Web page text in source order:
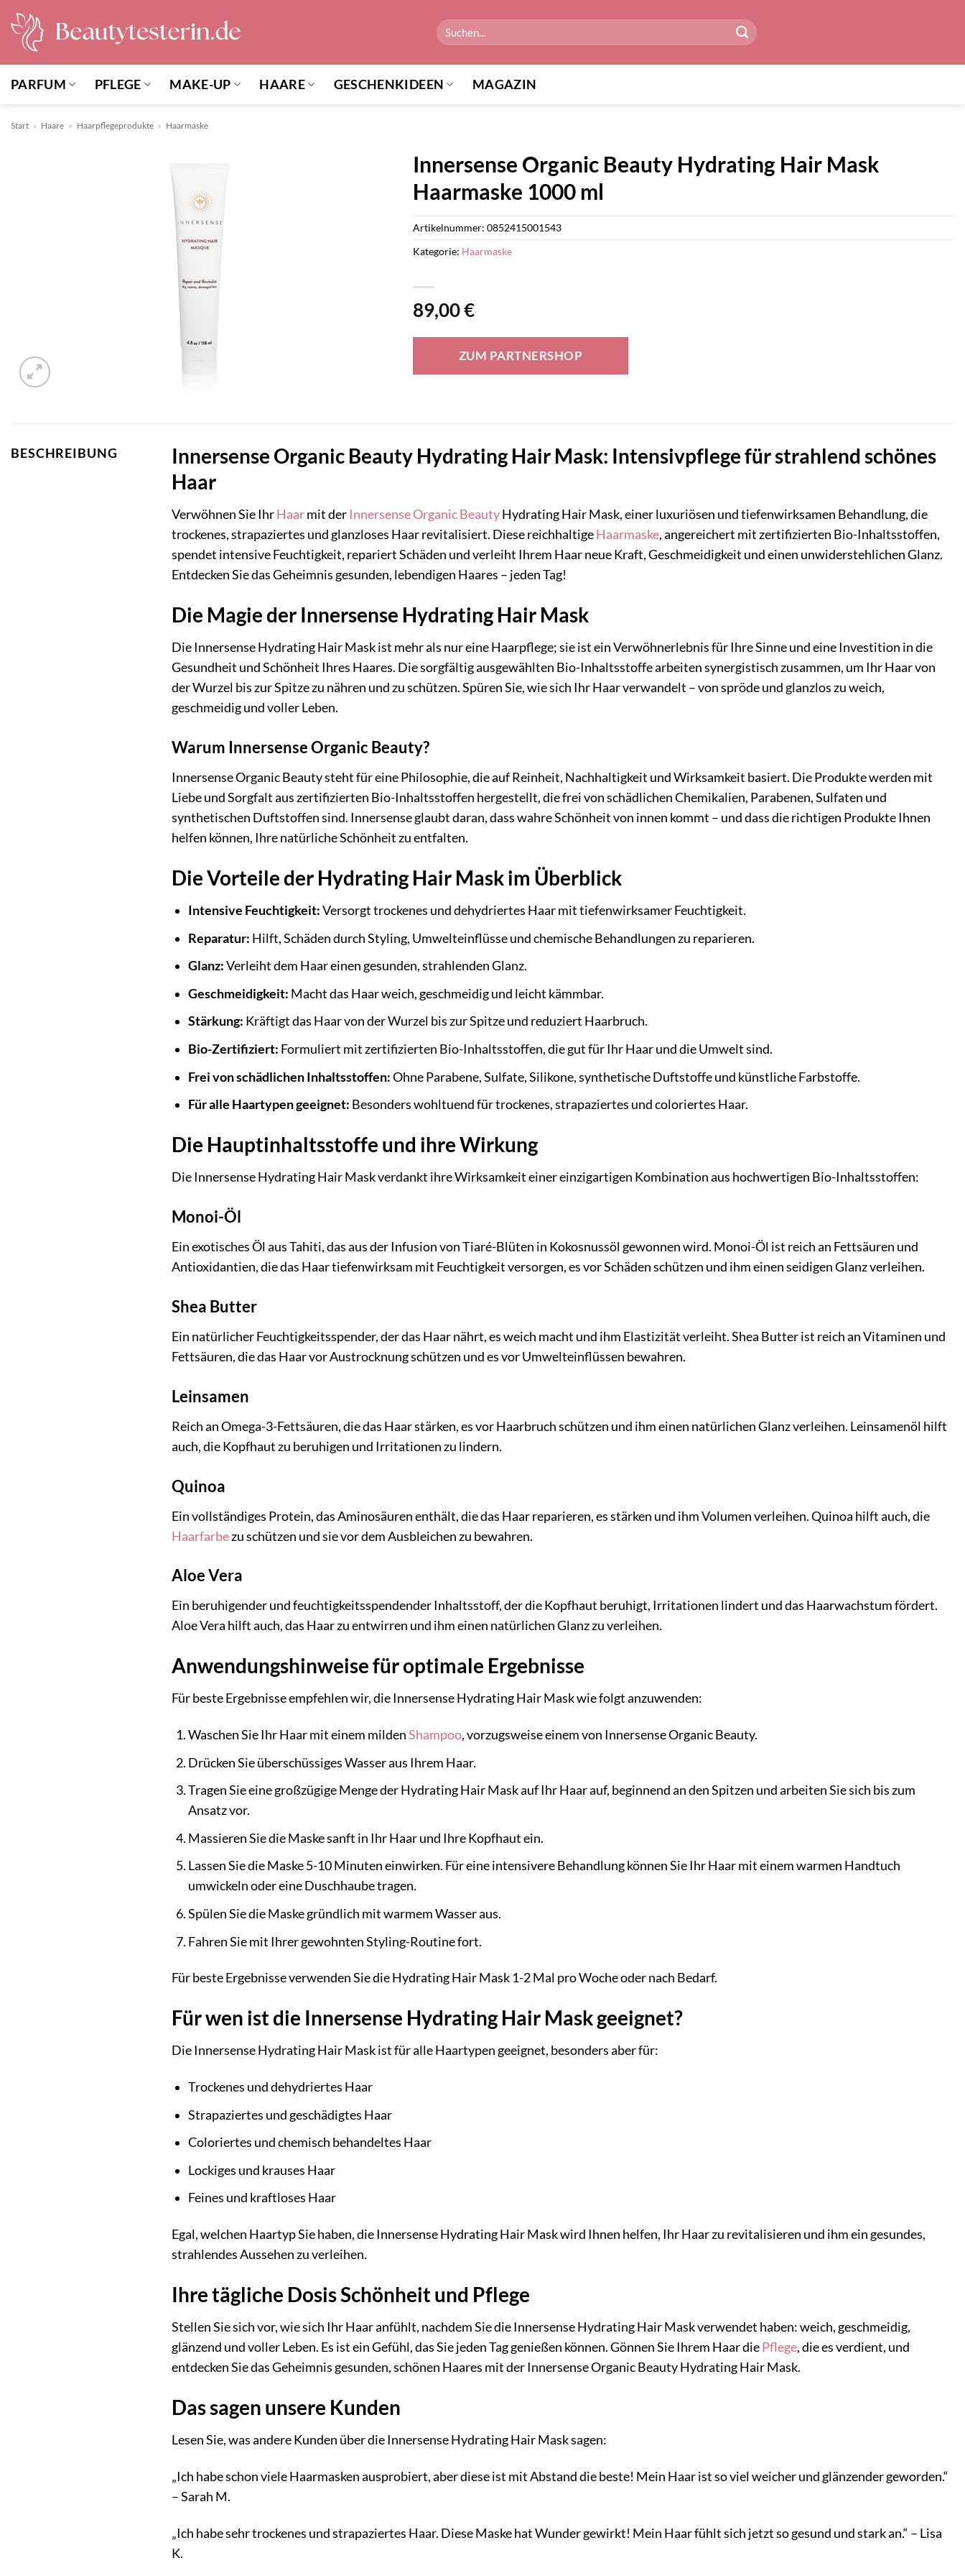
Inhalt
springen
Suchen
nach:
PARFUM PFLEGE MAKE-UP HAARE GESCHENKIDEEN MAGAZIN
Start » Haare » Haarpflegeprodukte » Haarmaske
Innersense Organic Beauty Hydrating Hair Mask
Haarmaske 1000 ml
89,00€
ZUM PARTNERSHOP
Artikelnummer: 0852415001543
Kategorie: Haarmaske
BESCHREIBUNG
Innersense Organic Beauty Hydrating Hair Mask: Intensivpflege für strahlend schönes
Haar
Verwöhnen Sie IhrHaarmit der Innersense Organic BeautyHydrating Hair Mask, einer luxuriösen und tiefenwirksamen Behandlung, die
trockenes, strapaziertes und glanzloses Haar revitalisiert. Diese reichhaltigeHaarmaske, angereichert mit zertifizierten Bio-Inhaltsstoffen,
spendet intensive Feuchtigkeit, repariert Schäden und verleiht Ihrem Haar neue Kraft, Geschmeidigkeit und einen unwiderstehlichen Glanz.
Entdecken Sie das Geheimnis gesunden, lebendigen Haares – jeden Tag!
Die Magie der Innersense Hydrating Hair Mask
Die Innersense Hydrating Hair Mask ist mehr als nur eine Haarpflege; sie ist ein Verwöhnerlebnis für Ihre Sinne und eine Investition in die
Gesundheit und Schönheit Ihres Haares. Die sorgfältig ausgewählten Bio-Inhaltsstoffe arbeiten synergistisch zusammen, um Ihr Haar von
der Wurzel bis zur Spitze zu nähren und zu schützen. Spüren Sie, wie sich Ihr Haar verwandelt – von spröde und glanzlos zu weich,
geschmeidig und voller Leben.
Warum Innersense Organic Beauty?
Innersense Organic Beauty steht für eine Philosophie, die auf Reinheit, Nachhaltigkeit und Wirksamkeit basiert. Die Produkte werden mit
Liebe und Sorgfalt aus zertifizierten Bio-Inhaltsstoffen hergestellt, die frei von schädlichen Chemikalien, Parabenen, Sulfaten und
synthetischen Duftstoffen sind. Innersense glaubt daran, dass wahre Schönheit von innen kommt – und dass die richtigen Produkte Ihnen
helfen können, Ihre natürliche Schönheit zu entfalten.
Die Vorteile der Hydrating Hair Mask im Überblick
Intensive Feuchtigkeit:Versorgt trockenes und dehydriertes Haar mit tiefenwirksamer Feuchtigkeit.
Reparatur: Hilft, Schäden durch Styling, Umwelteinflüsse und chemische Behandlungen zu reparieren.
Glanz:Verleiht dem Haar einen gesunden, strahlenden Glanz.
Geschmeidigkeit: Macht das Haar weich, geschmeidig und leicht kämmbar.
Stärkung: Kräftigt das Haar von der Wurzel bis zur Spitze und reduziert Haarbruch.
Bio-Zertifiziert: Formuliert mit zertifizierten Bio-Inhaltsstoffen, die gut für Ihr Haar und die Umwelt sind.
Frei von schädlichen Inhaltsstoffen:Ohne Parabene, Sulfate, Silikone, synthetische Duftstoffe und künstliche Farbstoffe.
Für alle Haartypen geeignet: Besonders wohltuend für trockenes, strapaziertes und coloriertes Haar.
Die Hauptinhaltsstoffe und ihre Wirkung
Die Innersense Hydrating Hair Mask verdankt ihre Wirksamkeit einer einzigartigen Kombination aus hochwertigen Bio-Inhaltsstoffen:
Monoi-Öl
Ein exotisches Öl aus Tahiti, das aus der Infusion von Tiaré-Blüten in Kokosnussöl gewonnen wird. Monoi-Öl ist reich an Fettsäuren und
Antioxidantien, die das Haar tiefenwirksam mit Feuchtigkeit versorgen, es vor Schäden schützen und ihm einen seidigen Glanz verleihen.
Shea Butter
Ein natürlicher Feuchtigkeitsspender, der das Haar nährt, es weich macht und ihm Elastizität verleiht. Shea Butter ist reich an Vitaminen und
Fettsäuren, die das Haar vor Austrocknung schützen und es vor Umwelteinflüssen bewahren.
Leinsamen
Reich an Omega-3-Fettsäuren, die das Haar stärken, es vor Haarbruch schützen und ihm einen natürlichen Glanz verleihen. Leinsamenöl hilft
auch, die Kopfhaut zu beruhigen und Irritationen zu lindern.
Quinoa
Ein vollständiges Protein, das Aminosäuren enthält, die das Haar reparieren, es stärken und ihm Volumen verleihen. Quinoa hilft auch, die
Haarfarbezu schützen und sie vor dem Ausbleichen zu bewahren.
Aloe Vera
Ein beruhigender und feuchtigkeitsspendender Inhaltsstoff, der die Kopfhaut beruhigt, Irritationen lindert und das Haarwachstum fördert.
Aloe Vera hilft auch, das Haar zu entwirren und ihm einen natürlichen Glanz zu verleihen.
Anwendungshinweise für optimale Ergebnisse
Für beste Ergebnisse empfehlen wir, die Innersense Hydrating Hair Mask wie folgt anzuwenden:
Waschen Sie Ihr Haar mit einem mildenShampoo, vorzugsweise einem von Innersense Organic Beauty.
Drücken Sie überschüssiges Wasser aus Ihrem Haar.
Tragen Sie eine großzügige Menge der Hydrating Hair Mask auf Ihr Haar auf, beginnend an den Spitzen und arbeiten Sie sich bis zum
Ansatz vor.
Massieren Sie die Maske sanft in Ihr Haar und Ihre Kopfhaut ein.
Lassen Sie die Maske 5-10 Minuten einwirken. Für eine intensivere Behandlung können Sie Ihr Haar mit einem warmen Handtuch
umwickeln oder eine Duschhaube tragen.
Spülen Sie die Maske gründlich mit warmem Wasser aus.
Fahren Sie mit Ihrer gewohnten Styling-Routine fort.
Für beste Ergebnisse verwenden Sie die Hydrating Hair Mask 1-2 Mal pro Woche oder nach Bedarf.
Für wen ist die Innersense Hydrating Hair Mask geeignet?
Die Innersense Hydrating Hair Mask ist für alle Haartypen geeignet, besonders aber für:
Trockenes und dehydriertes Haar
Strapaziertes und geschädigtes Haar
Coloriertes und chemisch behandeltes Haar
Lockiges und krauses Haar
Feines und kraftloses Haar
Egal, welchen Haartyp Sie haben, die Innersense Hydrating Hair Mask wird Ihnen helfen, Ihr Haar zu revitalisieren und ihm ein gesundes,
strahlendes Aussehen zu verleihen.
Ihre tägliche Dosis Schönheit und Pflege
Stellen Sie sich vor, wie sich Ihr Haar anfühlt, nachdem Sie die Innersense Hydrating Hair Mask verwendet haben: weich, geschmeidig,
glänzend und voller Leben. Es ist ein Gefühl, das Sie jeden Tag genießen können. Gönnen Sie Ihrem Haar diePflege, die es verdient, und
entdecken Sie das Geheimnis gesunden, schönen Haares mit der Innersense Organic Beauty Hydrating Hair Mask.
Das sagen unsere Kunden
Lesen Sie, was andere Kunden über die Innersense Hydrating Hair Mask sagen:
„Ich habe schon viele Haarmasken ausprobiert, aber diese ist mit Abstand die beste! Mein Haar ist so viel weicher und glänzender geworden.“
– Sarah M.
„Ich habe sehr trockenes und strapaziertes Haar. Diese Maske hat Wunder gewirkt! Mein Haar fühlt sich jetzt so gesund und stark an.“ – Lisa
K.